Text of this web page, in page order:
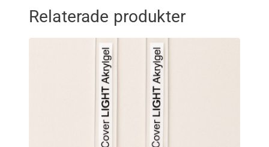
Relaterade produkter